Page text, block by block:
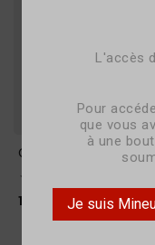
L'accès
Pour
que vous
à une
Je suis
Cookie Song - 50ml -

16,50 € Prix